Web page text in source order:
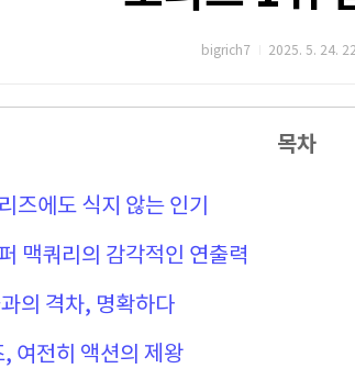
bigrich7 2025. 5. 24.
목차
즈에도 식지 않는 인기
맥쿼리의 감각적인 연출력
의 격차, 명확하다
, 여전히 액션의 제왕